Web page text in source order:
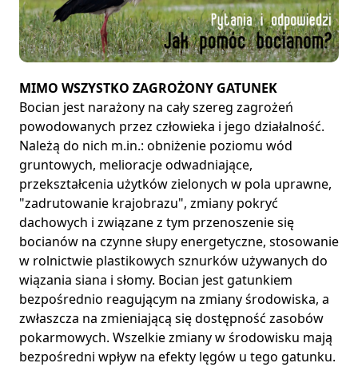
MIMO WSZYSTKO ZAGROŻONY GATUNEK
Bocian jest narażony na cały szereg zagrożeń
powodowanych przez człowieka i jego działalność.
Należą do nich m.in.: obniżenie poziomu wód
gruntowych, melioracje odwadniające,
przekształcenia użytków zielonych w pola uprawne,
"zadrutowanie krajobrazu", zmiany pokryć
dachowych i związane z tym przenoszenie się
bocianów na czynne słupy energetyczne, stosowanie
w rolnictwie plastikowych sznurków używanych do
wiązania siana i słomy. Bocian jest gatunkiem
bezpośrednio reagującym na zmiany środowiska, a
zwłaszcza na zmieniającą się dostępność zasobów
pokarmowych. Wszelkie zmiany w środowisku mają
bezpośredni wpływ na efekty lęgów u tego gatunku.